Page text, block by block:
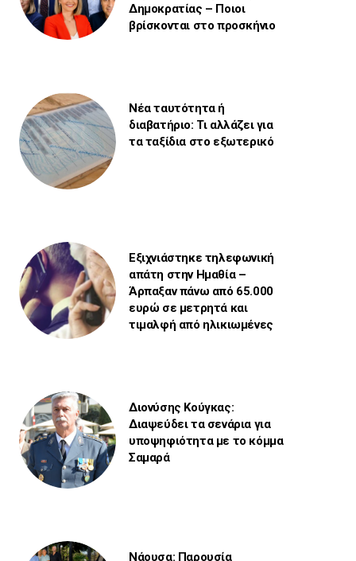
Δημοκρατίας – Ποιοι
βρίσκονται στο προσκήνιο
Νέα ταυτότητα ή
διαβατήριο: Τι αλλάζει για
τα ταξίδια στο εξωτερικό
Εξιχνιάστηκε τηλεφωνική
απάτη στην Ημαθία –
Άρπαξαν πάνω από 65.000
ευρώ σε μετρητά και
τιμαλφή από ηλικιωμένες
Διονύσης Κούγκας:
Διαψεύδει τα σενάρια για
υποψηφιότητα με το κόμμα
Σαμαρά
Νάουσα: Παρουσία